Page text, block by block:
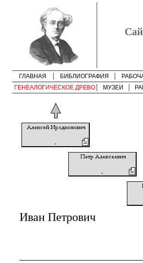
ГЛАВНАЯ БИБЛИОГРАФИЯ
ГЕНЕАЛОГИЧЕСКОЕ ДРЕВО
МУЗЕИ
Иван Петрович